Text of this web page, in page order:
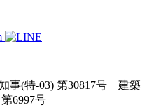
事(特-03) 第30817号 建築
6997号